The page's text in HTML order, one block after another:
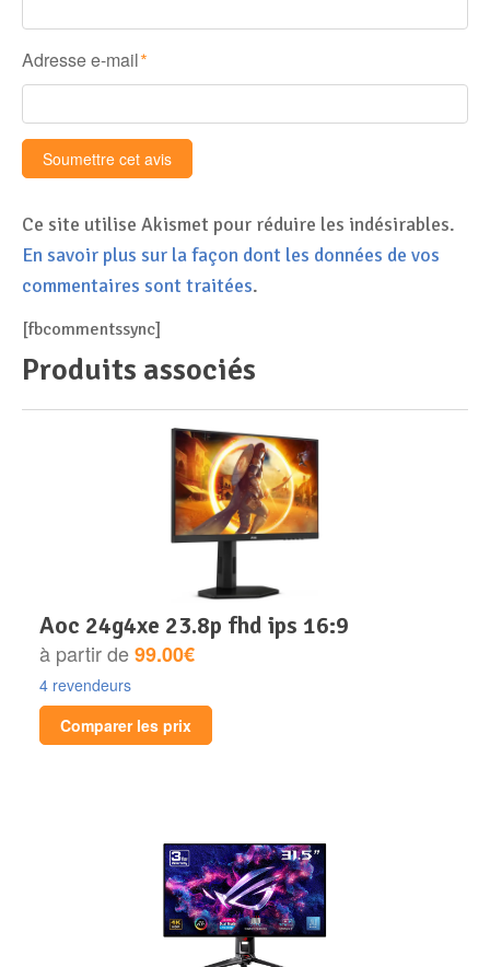
Adresse e-mail *
Ce site utilise Akismet pour réduire les indésirables.
En savoir plus sur la façon dont les données de vos
commentaires sont traitées.
[fbcommentssync]
Produits associés
aoc 24g4xe 23.8p fhd ips 16:9
à partir de99.00€
4 revendeurs
Comparer les prix